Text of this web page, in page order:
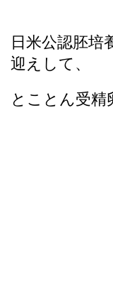
日米公認胚培
迎えして、
とことん受精